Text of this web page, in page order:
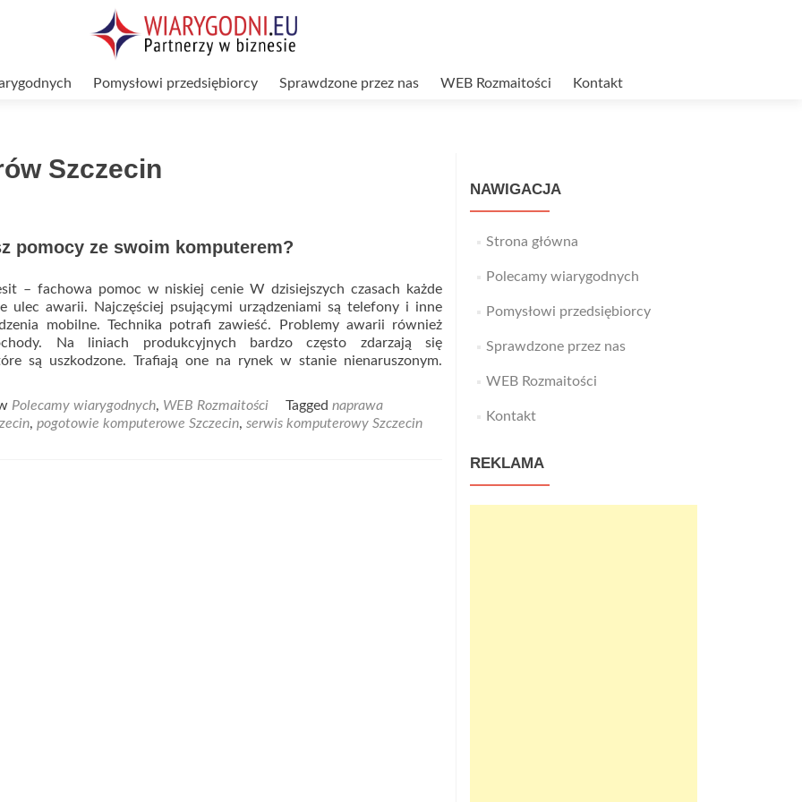
Pomysłowi przedsiębiorcy Sprawdzone przez nas WEB Rozmaitości Kontakt
Szczecin
pomocy ze swoim komputerem?
– fachowa pomoc w niskiej cenie W dzisiejszych czasach każde
ulec awarii. Najczęściej psującymi urządzeniami są telefony i inne
mobilne. Technika potrafi zawieść. Problemy awarii również
Na liniach produkcyjnych bardzo często zdarzają się
są uszkodzone. Trafiają one na rynek w stanie nienaruszonym.
Polecamy wiarygodnych, WEB Rozmaitości Tagged naprawa
, pogotowie komputerowe Szczecin, serwis komputerowy Szczecin
NAWIGACJA
Strona główna
Polecamy wiarygodnych
Pomysłowi przedsiębiorcy
Sprawdzone przez nas
WEB Rozmaitości
Kontakt
REKLAMA